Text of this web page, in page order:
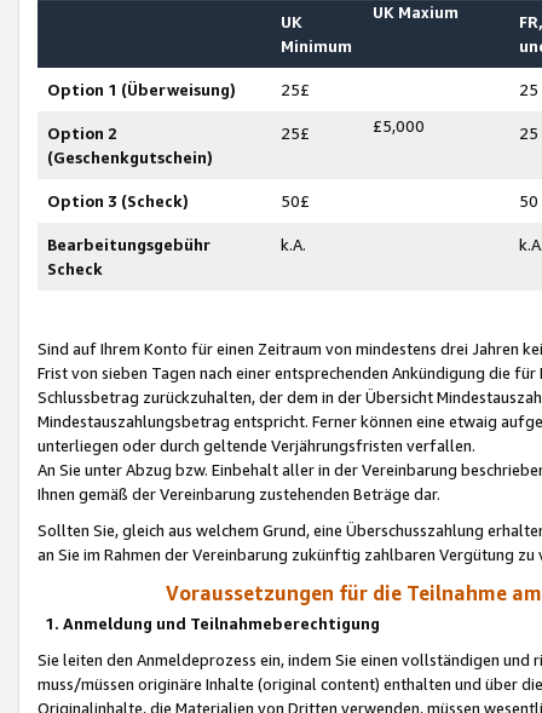
UK
Minimum
UK Maxium
Option 1 (Überweisung) 25£ 25
Option 2
(Geschenkgutschein)
25£ £5,000 25
Option 3 (Scheck) 50£ 50
Bearbeitungsgebühr
Scheck
k.A.
Sind auf Ihrem Konto für einen Zeitraum von mindestens drei Jahren
Frist von sieben Tagen nach einer entsprechenden Ankündigung die
Schlussbetrag zurückzuhalten, der dem in der Übersicht
Mindestauszahlungsbetrag entspricht. Ferner können eine etwaig
unterliegen oder durch geltende Verjährungsfristen verfallen.
An Sie unter Abzug bzw. Einbehalt aller in der Vereinbarung
Ihnen gemäß der Vereinbarung zustehenden Beträge dar.
Sollten Sie, gleich aus welchem Grund, eine Überschusszahlung
an Sie im Rahmen der Vereinbarung zukünftig zahlbaren Vergütung zu
Voraussetzungen für die Teilnahme
1. Anmeldung und Teilnahmeberechtigung
Sie leiten den Anmeldeprozess ein, indem Sie einen vollständigen
muss/müssen originäre Inhalte (original content) enthalten und über
Originalinhalte, die Materialien von Dritten verwenden, müssen